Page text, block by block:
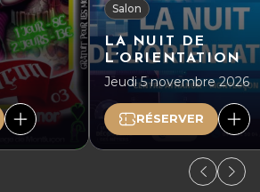
Salon
LA NUIT DE
L’ORIENTATION
Jeudi 5 novembre 2026
RÉSERVER